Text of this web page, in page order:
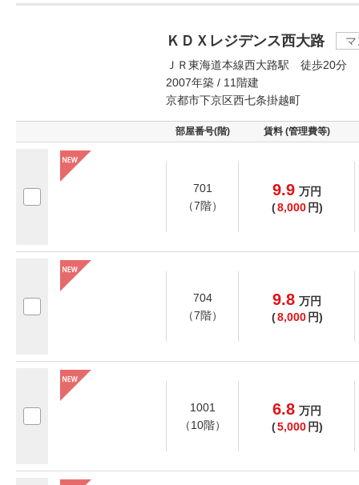
ＫＤＸレジデンス西大路
ＪＲ東海道本線西大路駅 徒歩20分
2007年築 / 11階建
京都市下京区西七条掛越町
部屋番号(階) 賃料 (管理費等)
701
（7階）
9.9 万円
(8,000 円)
704
（7階）
9.8 万円
(8,000 円)
1001
（10階）
6.8 万円
(5,000 円)